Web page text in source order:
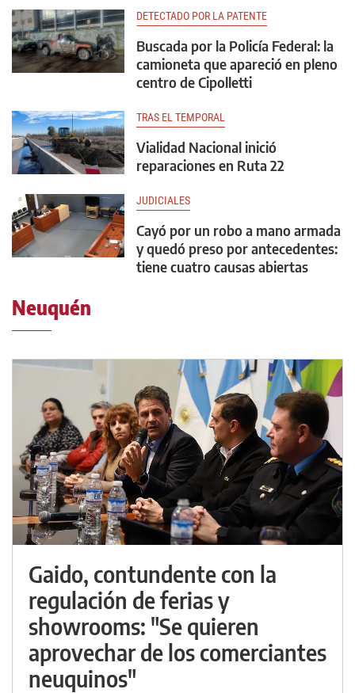
DETECTADO POR LA PATENTE
Buscada por la Policía Federal: la
camioneta que apareció en pleno
centro de Cipolletti
TRAS EL TEMPORAL
Vialidad Nacional inició
reparaciones en Ruta 22
JUDICIALES
Cayó por un robo a mano armada
y quedó preso por antecedentes:
tiene cuatro causas abiertas
Neuquén
Gaido, contundente con la
regulación de ferias y
showrooms: "Se quieren
aprovechar de los comerciantes
neuquinos"